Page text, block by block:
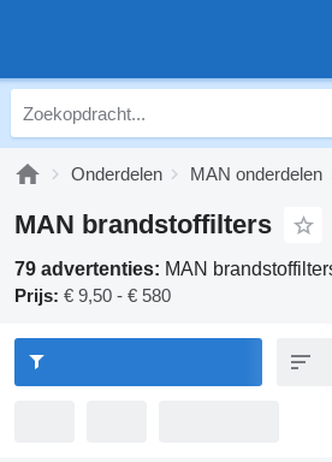
Onderdelen MAN onderdelen
MAN brandstoffilters
79 advertenties: MAN
Prijs: € 9,50 - € 580